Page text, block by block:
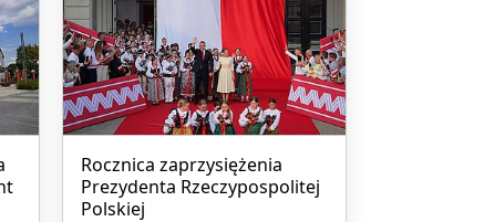
Rocznica zaprzysiężenia
Prezydenta Rzeczypospolitej
Polskiej